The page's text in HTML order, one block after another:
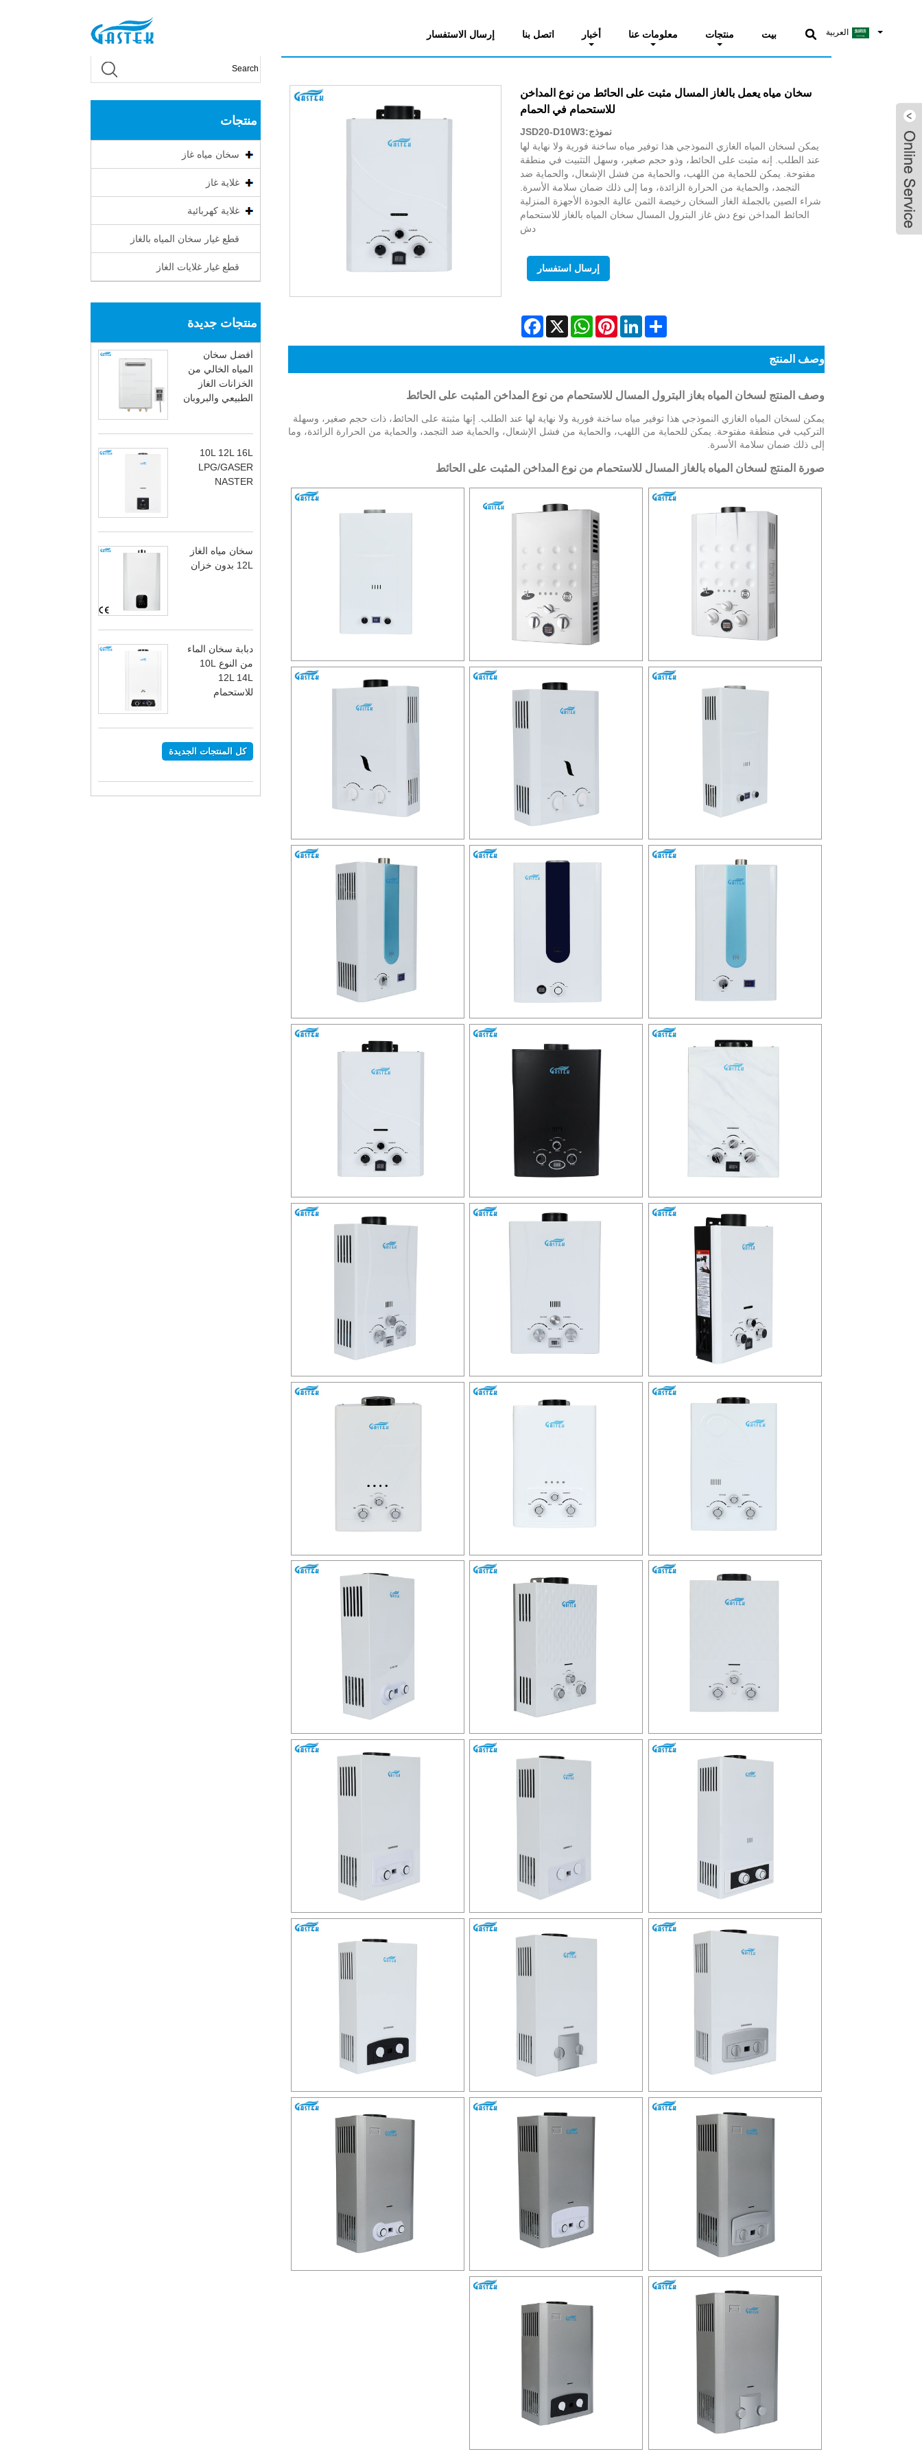
العربية بيت منتجات معلومات عنا أخبار اتصل بنا إرسال الاستفسار
بيت سخان مياه غاز درجة الحرارة الثابتة المروحة. سخان مياه الغاز
منتجات
سخان مياه غاز
غلاية غاز
غلاية كهربائية
قطع غيار سخان المياه بالغاز
قطع غيار غلايات الغاز
منتجات جديدة
أفضل سخان
المياه الخالي من
الخزانات الغاز
الطبيعي والبروبان
10L 12L 16L
LPG/GASER
NASTER
سخان مياه الغاز
12L بدون خزان
دبابة سخان الماء
من النوع 10L
12L 14L
للاستحمام
كل المنتجات الجديدة
سخان مياه يعمل بالغاز المسال مثبت على الحائط من نوع المداخن
للاستحمام في الحمام
نموذج:JSD20-D10W3
يمكن لسخان المياه الغازي النموذجي هذا توفير مياه ساخنة فورية ولا نهاية لها
عند الطلب. إنه مثبت على الحائط، وذو حجم صغير، وسهل التثبيت في منطقة
مفتوحة. يمكن للحماية من اللهب، والحماية من فشل الإشعال، والحماية ضد
التجمد، والحماية من الحرارة الزائدة، وما إلى ذلك ضمان سلامة الأسرة.
شراء الصين بالجملة الغاز السخان رخيصة الثمن عالية الجودة الأجهزة المنزلية
الحائط المداخن نوع دش غاز البترول المسال سخان المياه بالغاز للاستحمام
دش
إرسال استفسار
Facebook X
WhatsAppPinterestLinkedInShare
وصف المنتج
وصف المنتج لسخان المياه بغاز البترول المسال للاستحمام من نوع المداخن المثبت على الحائط
يمكن لسخان المياه الغازي النموذجي هذا توفير مياه ساخنة فورية ولا نهاية لها عند الطلب. إنها مثبتة على الحائط، ذات حجم صغير، وسهلة
التركيب في منطقة مفتوحة. يمكن للحماية من اللهب، والحماية من فشل الإشعال، والحماية ضد التجمد، والحماية من الحرارة الزائدة، وما
إلى ذلك ضمان سلامة الأسرة.
صورة المنتج لسخان المياه بالغاز المسال للاستحمام من نوع المداخن المثبت على الحائط